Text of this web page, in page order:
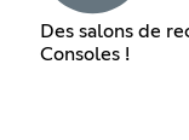
Des salons de
Consoles !